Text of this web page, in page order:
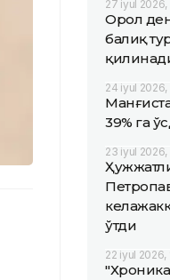
27 iyul 2026,
Орол
балиқ
24 iyul 2026,
39% га
23 iyul 2026,
ўтди
22 iyul 2026,